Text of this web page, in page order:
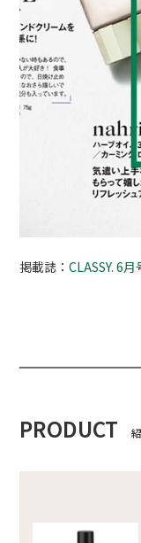
掲載誌：CLASSY. 6月
PRODUCT